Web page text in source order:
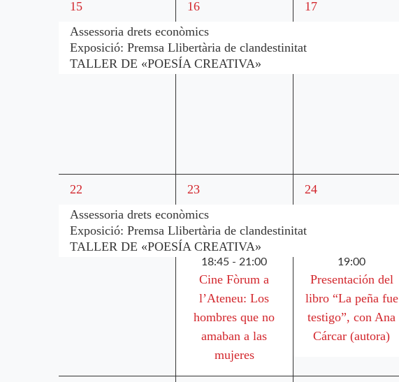
3
esdeveniments,
15
Assessoria drets econòmics
Exposició: Premsa Llibertària de clandestinitat
TALLER DE «POESÍA CREATIVA»
3
esdeveniments,
16
3
17
3
esdeveniments,
22
Assessoria drets econòmics
Exposició: Premsa Llibertària de clandestinitat
TALLER DE «POESÍA CREATIVA»
4
esdeveniments,
23
18:45 - 21:00
Cine Fòrum a
l’Ateneu: Los
hombres que no
amaban a las
mujeres
4
24
19:00
Presentación del
libro “La peña fue
testigo”, con Ana
Cárcar (autora)